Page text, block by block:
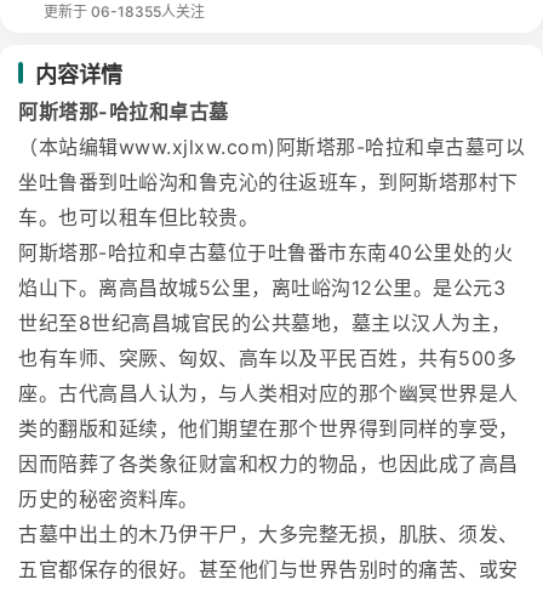
更新于 06-18355人关注
内容详情
阿斯塔那-哈拉和卓古墓
（本站编辑www.xjlxw.com)阿斯塔那-哈拉和卓古墓可以
坐吐鲁番到吐峪沟和鲁克沁的往返班车，到阿斯塔那村下
车。也可以租车但比较贵。
阿斯塔那-哈拉和卓古墓位于吐鲁番市东南40公里处的火
焰山下。离高昌故城5公里，离吐峪沟12公里。是公元3
世纪至8世纪高昌城官民的公共墓地，墓主以汉人为主，
也有车师、突厥、匈奴、高车以及平民百姓，共有500多
座。古代高昌人认为，与人类相对应的那个幽冥世界是人
类的翻版和延续，他们期望在那个世界得到同样的享受，
因而陪葬了各类象征财富和权力的物品，也因此成了高昌
历史的秘密资料库。
古墓中出土的木乃伊干尸，大多完整无损，肌肤、须发、
五官都保存的很好。甚至他们与世界告别时的痛苦、或安